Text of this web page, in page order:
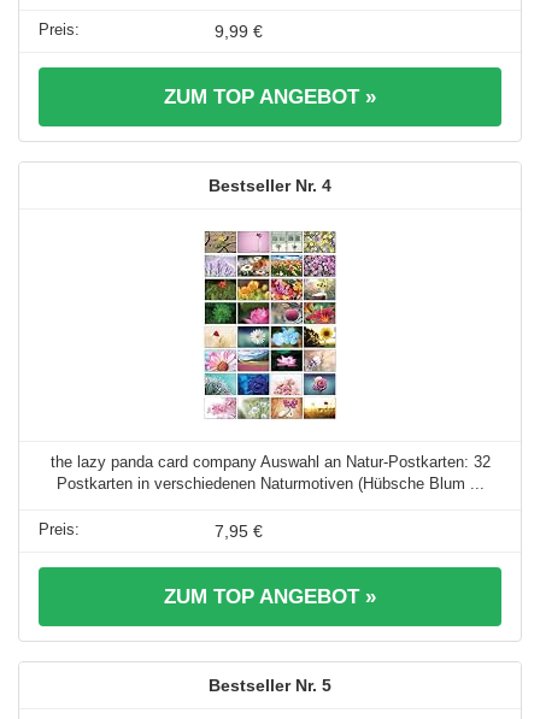
9,99 €
ZUM TOP ANGEBOT »
4
the lazy panda card company Auswahl an Natur-Postkarten: 32
Postkarten in verschiedenen Naturmotiven (Hübsche Blum ...
7,95 €
ZUM TOP ANGEBOT »
5